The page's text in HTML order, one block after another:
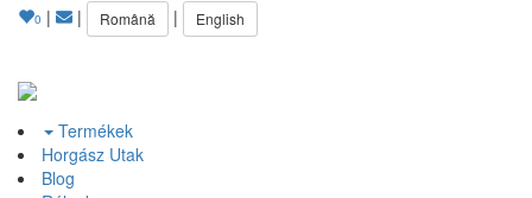
0 | | Română | English
Termékek
Horgász Utak
Blog